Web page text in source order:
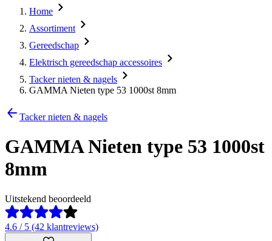
Home
Assortiment
Gereedschap
Elektrisch gereedschap accessoires
Tacker nieten & nagels
GAMMA Nieten type 53 1000st 8mm
Tacker nieten & nagels
GAMMA Nieten type 53 1000st
8mm
Uitstekend beoordeeld
4.6 / 5 (42 klantreviews)